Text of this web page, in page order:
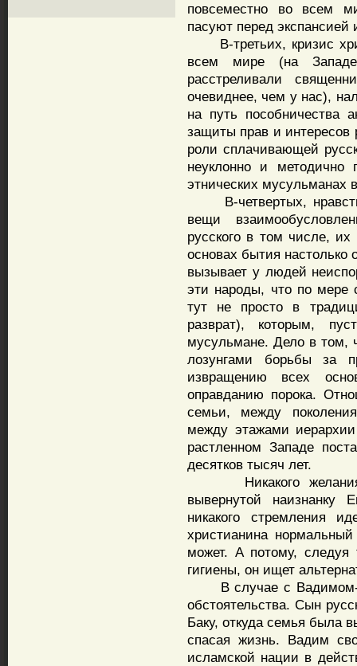
повсеместно во всем
пасуют перед экспансией
В-третьих, кризис
всем мире (на
расстреливали
очевиднее, чем у нас),
на путь пособничества
защиты прав и интересов
роли сплачивающей
неуклонно и методично
этнических мусульманах
В-четвертых,
вещи
русского в том числе,
основах бытия настолько
вызывает у людей
эти народы, что по
тут не просто в
разврат), которым,
мусульмане. Дело в том,
лозунгами борьбы за
извращению всех
оправданию порока.
семьи, между
между этажами
растленном Западе
десятков тысяч лет.
Никакого желания
вывернутой наизнанку
никакого стремления
христианина
может. А потому, следуя
гигиены, он ищет
В случае с Вадимом-
обстоятельства. Сын
Баку, откуда семья была
спасая жизнь. Вадим
исламской нации в